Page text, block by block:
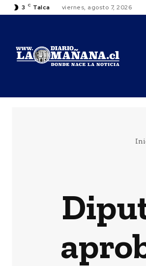
3 C Talca viernes, agosto 7, 2026